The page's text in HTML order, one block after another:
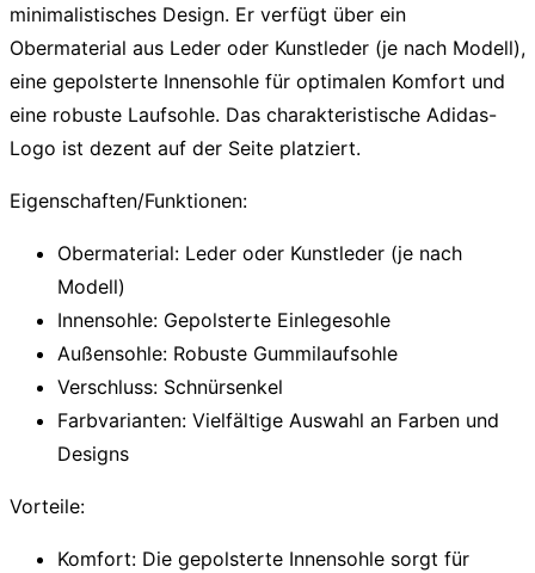
minimalistisches Design. Er verfügt über ein
Obermaterial aus Leder oder Kunstleder (je nach Modell),
eine gepolsterte Innensohle für optimalen Komfort und
eine robuste Laufsohle. Das charakteristische Adidas-
Logo ist dezent auf der Seite platziert.
Eigenschaften/Funktionen:
Obermaterial: Leder oder Kunstleder (je nach
Modell)
Innensohle: Gepolsterte Einlegesohle
Außensohle: Robuste Gummilaufsohle
Verschluss: Schnürsenkel
Farbvarianten: Vielfältige Auswahl an Farben und
Designs
Vorteile:
Komfort: Die gepolsterte Innensohle sorgt für